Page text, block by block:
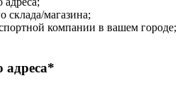
склада/магазина;
компании в вашем городе;
адреса*